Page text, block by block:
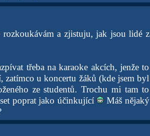
rozkoukávám a zjistuju, jak jsou lidé z
třeba na karaoke akcích, jenže to
u koncertu žáků (kde jsem byl
ze studentů. Trochu mi tam to
poprat jako účinkující
Máš nějaký